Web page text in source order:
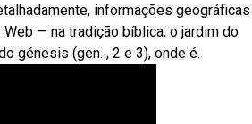
informações geográficas
— na tradição bíblica, o jardim do
génesis (gen. , 2 e 3), onde é.